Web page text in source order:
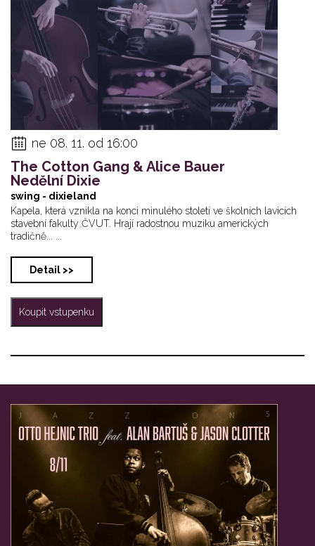
ne 08. 11. od 16:00
The Cotton Gang & Alice Bauer
Nedělní Dixie
swing - dixieland
Kapela, která vznikla na konci minulého století ve školních lavicích
stavební fakulty ČVUT. Hrají radostnou muziku amerických
tradičně... ...
Detail >>
Koupit vstupenku